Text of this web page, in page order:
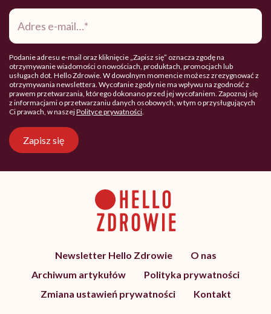
Adres
mail*
Podanie adresu e-mail oraz kliknięcie „Zapisz się” oznacza zgodę na
otrzymywanie wiadomości o nowościach, produktach, promocjach lub
usługach dot. Hello Zdrowie. W dowolnym momencie możesz zrezygnować z
otrzymywania newslettera. Wycofanie zgody nie ma wpływu na zgodność z
prawem przetwarzania, którego dokonano przed jej wycofaniem. Zapoznaj się
z informacjami o przetwarzaniu danych osobowych, w tym o przysługujących
Ci prawach, w naszejPolityce prywatności.
Zapisz się
Newsletter Hello Zdrowie
O nas
Archiwum artykułów
Polityka prywatności
Zmiana ustawień prywatności
Kontakt